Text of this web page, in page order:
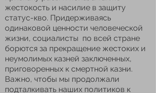
жестокость и насилие в защиту
статус-кво. Придерживаясь
одинаковой ценности человеческой
жизни, социалисты по всей стране
борются за прекращение жестоких и
неумолимых казней заключенных,
приговоренных к смертной казни.
Важно, чтобы мы продолжали
подталкивать наших политиков к